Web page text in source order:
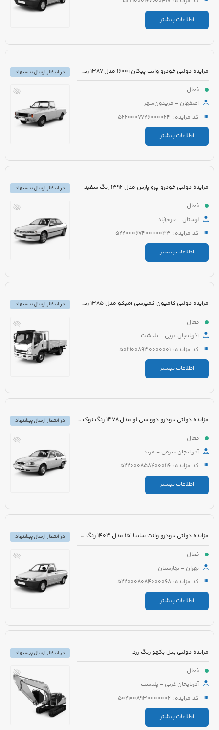
اطلاعات بیشتر
مزایده دولتی خودرو وانت پیکان 1600i مدل 1387 رنگ سفید
فعال
اصفهان - فریدون‌شهر
کد مزایده : 5220007726000024
اطلاعات بیشتر
در انتظار ارسال پیشنهاد
مزایده دولتی خودرو پژو پارس مدل 1392 رنگ سفید
فعال
لرستان - خرم‌آباد
کد مزایده : 5220006740000043
اطلاعات بیشتر
در انتظار ارسال پیشنهاد
مزایده دولتی کامیون کمپرسی آمیکو مدل 1385 رنگ سفید نارنجی
فعال
آذربایجان غربی - پلدشت
کد مزایده : 5021008930000001
اطلاعات بیشتر
در انتظار ارسال پیشنهاد
مزایده دولتی خودرو دوو سی لو مدل 1378 رنگ نوک مدادی
فعال
آذربایجان شرقی - مرند
کد مزایده : 5220008584000116
اطلاعات بیشتر
در انتظار ارسال پیشنهاد
مزایده دولتی خودرو وانت سایپا 151 مدل 1403 رنگ سفید روغنی
فعال
تهران - بهارستان
کد مزایده : 5220008084000068
اطلاعات بیشتر
در انتظار ارسال پیشنهاد
مزایده دولتی بیل بکهو رنگ زرد
فعال
آذربایجان غربی - پلدشت
کد مزایده : 5021008930000002
اطلاعات بیشتر
در انتظار ارسال پیشنهاد